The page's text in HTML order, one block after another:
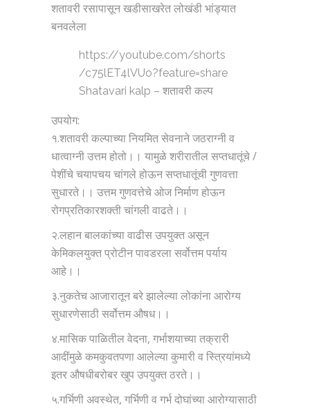
शतावरी रसापासून खडीसाखरेत लोखंडी भांड्यात
बनवलेला
https://youtube.com/shorts
/c75lET4lVUo?feature=share
Shatavari kalp – शतावरी कल्प
उपयोग:
१.शतावरी कल्पाच्या नियमित सेवनाने जठराग्नी व
धात्वाग्नी उत्तम होतो।। यामुळे शरीरातील सप्तधातूंचे /
पेशींचे चयापचय चांगले होऊन सप्तधातूंची गुणवत्ता
सुधारते।। उत्तम गुणवत्तेचे ओज निर्माण होऊन
रोगप्रतिकारशक्ती चांगली वाढते।।
२.लहान बालकांच्या वाढीस उपयुक्त असून
केमिकलयुक्त प्रोटीन पावडरला सर्वोत्तम पर्याय
आहे।।
३.नुकतेच आजारातून बरे झालेल्या लोकांना आरोग्य
सुधारणेसाठी सर्वोत्तम औषध।।
४.मासिक पाळितील वेदना, गर्भाशयाच्या तक्रारी
आदींमुळे कमकुवतपणा आलेल्या कुमारी व स्त्रियांमध्ये
इतर औषधीबरोबर खुप उपयुक्त ठरते।।
५.गर्भिणी अवस्थेत, गर्भिणी व गर्भ दोघांच्या आरोग्यासाठी